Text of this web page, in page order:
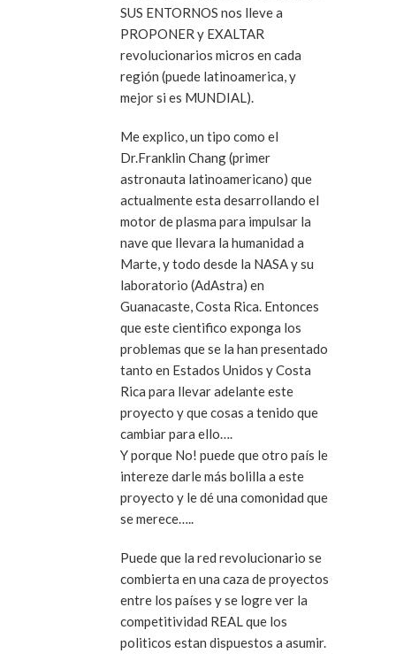
SUS ENTORNOS nos lleve a
PROPONER y EXALTAR
revolucionarios micros en cada
región (puede latinoamerica, y
mejor si es MUNDIAL).
Me explico, un tipo como el
Dr.Franklin Chang (primer
astronauta latinoamericano) que
actualmente esta desarrollando el
motor de plasma para impulsar la
nave que llevara la humanidad a
Marte, y todo desde la NASA y su
laboratorio (AdAstra) en
Guanacaste, Costa Rica. Entonces
que este cientifico exponga los
problemas que se la han presentado
tanto en Estados Unidos y Costa
Rica para llevar adelante este
proyecto y que cosas a tenido que
cambiar para ello….
Y porque No! puede que otro país le
intereze darle más bolilla a este
proyecto y le dé una comonidad que
se merece…..
Puede que la red revolucionario se
combierta en una caza de proyectos
entre los países y se logre ver la
competitividad REAL que los
politicos estan dispuestos a asumir.